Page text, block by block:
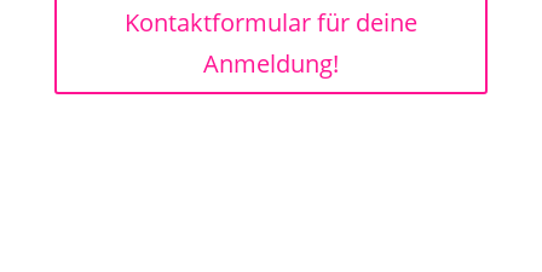
Kontaktformular für deine
Anmeldung!